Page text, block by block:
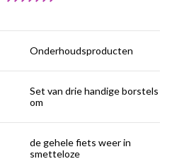
Onderhoudsproducten
Set van drie handige borstels
om
de gehele fiets weer in
smetteloze